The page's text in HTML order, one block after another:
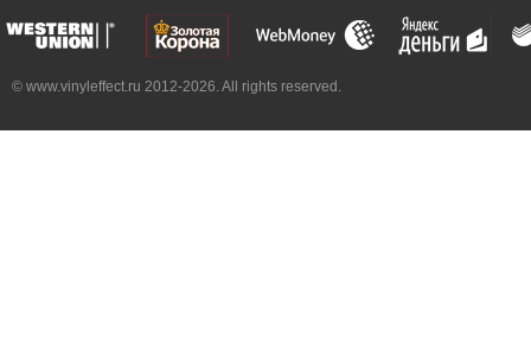
© www.vinyleffect.ru 2012-2026. All rights reserved.